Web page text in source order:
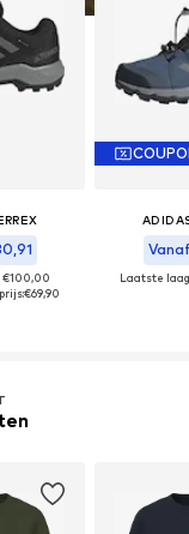
€100,00
€69,90
Laatste